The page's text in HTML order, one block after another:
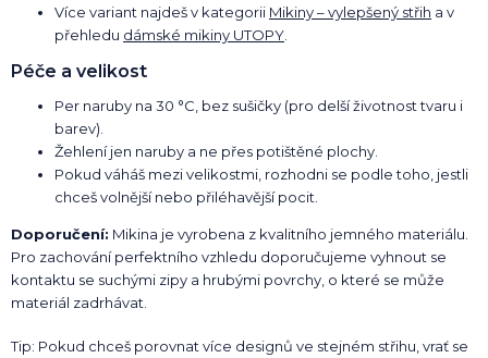
Více variant najdeš v kategorii Mikiny – vylepšený střih a v
přehledu dámské mikiny UTOPY
Péče a velikost
Per naruby na 30 °C, bez sušičky (pro delší životnost tvaru i
barev).
Žehlení jen naruby a ne přes potištěné plochy.
Pokud váháš mezi velikostmi, rozhodni se podle toho, jestli
chceš volnější nebo přiléhavější pocit.
Doporučení: Mikina je vyrobena z kvalitního jemného materiálu.
Pro zachování perfektního vzhledu doporučujeme vyhnout se
kontaktu se suchými zipy a hrubými povrchy, o které se může
materiál zadrhávat.
Tip: Pokud chceš porovnat více designů ve stejném střihu, vrať se